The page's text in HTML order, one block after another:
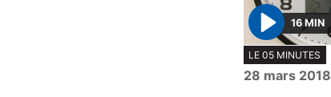
P
l
a
16 MIN
LE 05 MINUTES
28 mars 2018